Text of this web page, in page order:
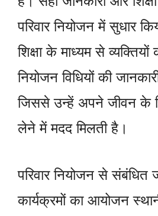
परिवार नियोजन में सुधार
शिक्षा के माध्यम से व्यक्तियों
नियोजन विधियों की
जिससे उन्हें अपने जीवन के
लेने में मदद मिलती है।
परिवार नियोजन से संबंधित
कार्यक्रमों का आयोजन